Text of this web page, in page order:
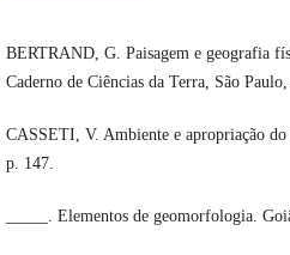
BERTRAND, G. Paisagem e geografia
Caderno de Ciências da Terra, São
CASSETI, V. Ambiente e apropriação
p. 147.
_____. Elementos de geomorfologia.